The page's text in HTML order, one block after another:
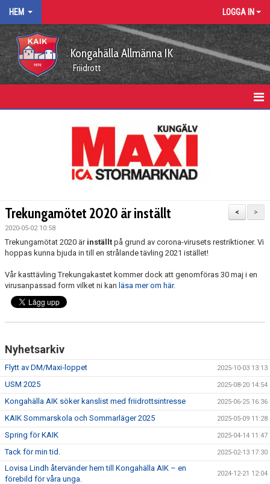
HEM LOGGA IN
Kongahälla Allmänna IK
Friidrott
VÅRA ARRANGEMANG
FUNKTIONÄRSUPPDRAG
ARBETSGRUPPER
NYHETSARKIV
>
<
Trekungamötet 2020 är inställt
2020-05-02 10:58
Trekungamötat 2020 är inställt på grund av corona-virusets restriktioner. Vi
hoppas kunna bjuda in till en strålande tävling 2021 istället!
Vår kasttävling Trekungakastet kommer dock att genomföras 30 maj i en
virusanpassad form vilket ni kan läsa mer om här.
Nyhetsarkiv
Flytt av DM/Maxi-loppet 2025-10-03 13:13
USM 2025 2025-08-20 14:54
Kongahälla AIK söker kanslist med friidrottsintresse 2025-06-25 16:36
KAIK Sommarskola och Sommarläger 2025 2025-05-09 11:28
Spring för KAIK 2025-04-14 11:47
Tack för min tid. 2025-02-13 17:30
Lovisa Lindh återvänder hem till Kongahälla AIK – en
förebild för våra unga.
2024-12-21 12:04